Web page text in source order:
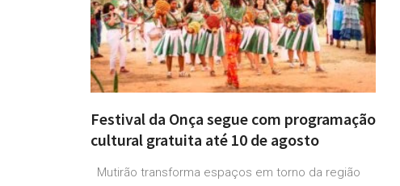
Festival da Onça segue com programação
cultural gratuita até 10 de agosto
Mutirão transforma espaços em torno da região